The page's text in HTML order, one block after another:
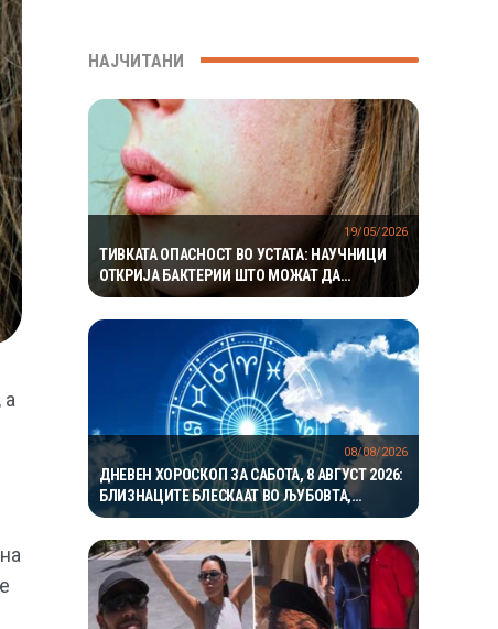
а
НАЈЧИТАНИ
ТИВКАТА ОПАСНОСТ ВО УСТАТА: НАУЧНИЦИ
ОТКРИЈА БАКТЕРИИ ШТО МОЖАТ ДА
ПРЕДИЗВИКААТ СРЦЕВ УДАР
19/05/2026
ДНЕВЕН ХОРОСКОП ЗА САБОТА, 8 АВГУСТ 2026:
БЛИЗНАЦИТЕ БЛЕСКААТ ВО ЉУБОВТА,
РАКОВИТЕ ВО КАРИЕРАТА, А ВАГИТЕ ИМААТ
ОДЛИЧЕН ДЕН ЗА ХАРМОНИЈА
08/08/2026